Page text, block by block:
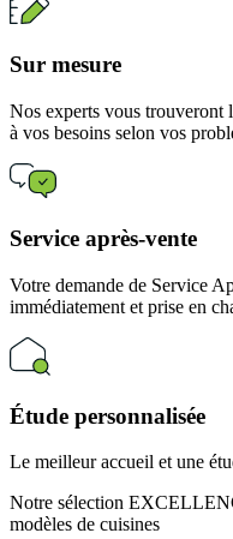
Sur mesure
Nos experts vous trouveront
à vos besoins selon vos
Service après-vente
Votre demande de Service
immédiatement et prise en
Étude personnalisée
Le meilleur accueil et une
Notre sélection
modèles de cuisines